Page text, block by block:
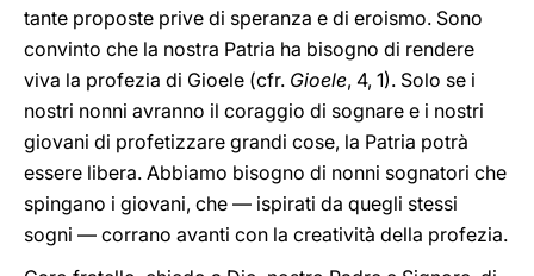
tante proposte prive di speranza e di eroismo. Sono
convinto che la nostra Patria ha bisogno di rendere
viva la profezia di Gioele (cfr. Gioele, 4, 1). Solo se i
nostri nonni avranno il coraggio di sognare e i nostri
giovani di profetizzare grandi cose, la Patria potrà
essere libera. Abbiamo bisogno di nonni sognatori che
spingano i giovani, che — ispirati da quegli stessi
sogni — corrano avanti con la creatività della profezia.